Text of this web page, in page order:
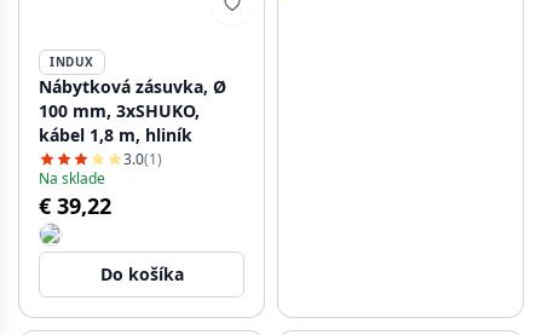
INDUX
Nábytková zásuvka, Ø
100 mm, 3xSHUKO,
kábel 1,8 m, hliník
3.0(1)
Na sklade
€ 39,22
Do košíka